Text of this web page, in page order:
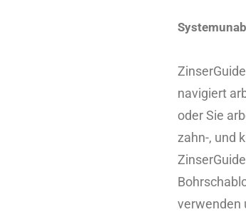
navigiert
oder Sie
zahn-, und
verwenden